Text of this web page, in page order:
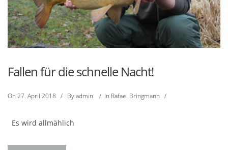
Fallen für die schnelle Nacht!
On 27. April 2018 / Byadmin / In Rafael Bringmann /
Es wird allmählich